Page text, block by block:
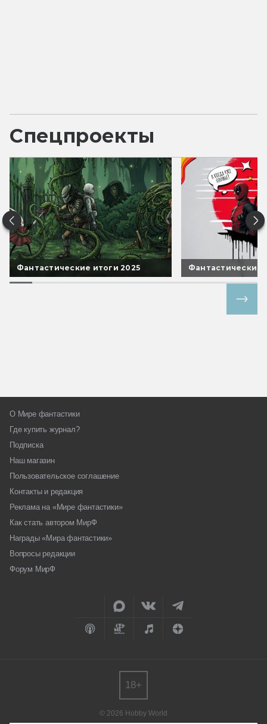
Спецпроекты
Фантастические итоги 2025 Фантастические
О Мире фантастики
Где купить журнал?
Подписка
Наш магазин
Пользовательское соглашение
Контакты и редакция
Реклама на «Мире фантастики»
Как стать автором МирФ
Награды «Мира фантастики»
Вопросы редакции
Форум МирФ
© 2026 Hobby World
18+